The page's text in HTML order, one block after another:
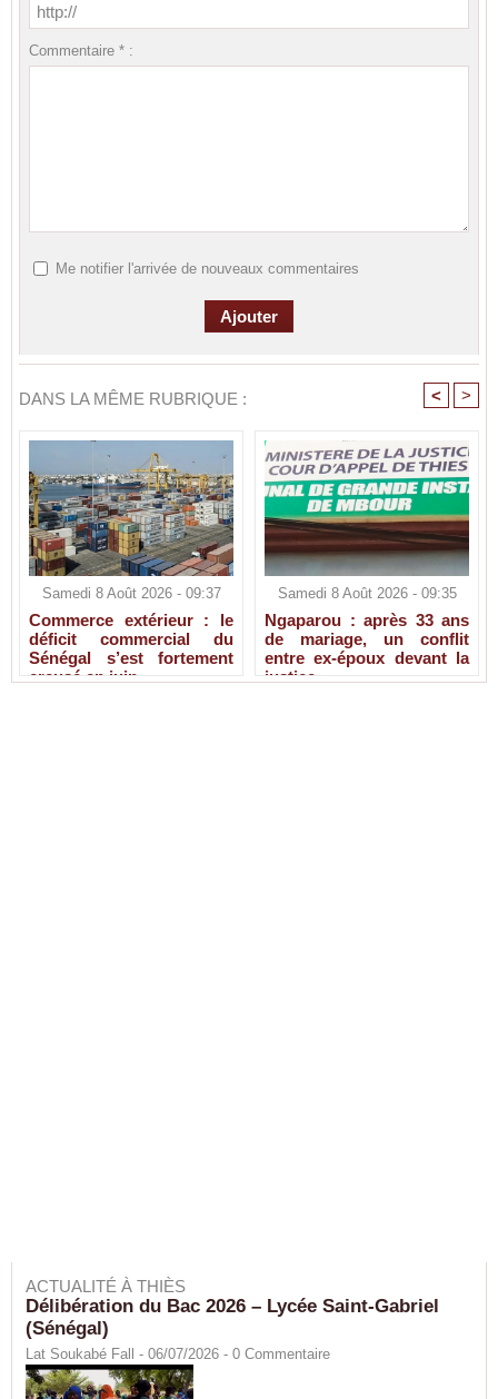
Commentaire * :
Me notifier l'arrivée de nouveaux commentaires
DANS LA MÊME RUBRIQUE : < >
Samedi 8 Août 2026 - 09:37
Commerce extérieur : le
déficit commercial du
Sénégal s’est fortement
creusé en juin
Samedi 8 Août 2026 - 09:35
Ngaparou : après 33 ans
de mariage, un conflit
entre ex-époux devant la
justice
ACTUALITÉ À THIÈS
Délibération du Bac 2026 – Lycée Saint-Gabriel
(Sénégal)
Lat Soukabé Fall - 06/07/2026 - 0 Commentaire